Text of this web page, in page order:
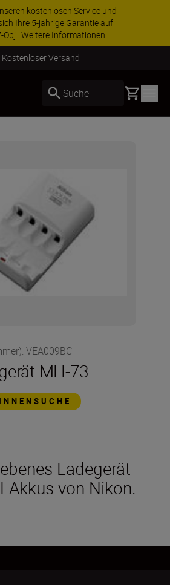
kostenlosen Service und
Ihre 5-jährige Garantie auf
Obj...Weitere Informationen
Kostenloser Versand
Suche Basket
: VEA009BC
MH-73
Ladegerät
Akkus von Nikon.